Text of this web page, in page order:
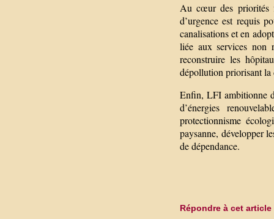
Au cœur des priorités
d’urgence est requis
canalisations et en
liée aux services non
reconstruire les
dépollution priorisant
Enfin, LFI ambitionne
d’énergies
protectionnisme
paysanne, développer
de dépendance.
Répondre à cet article